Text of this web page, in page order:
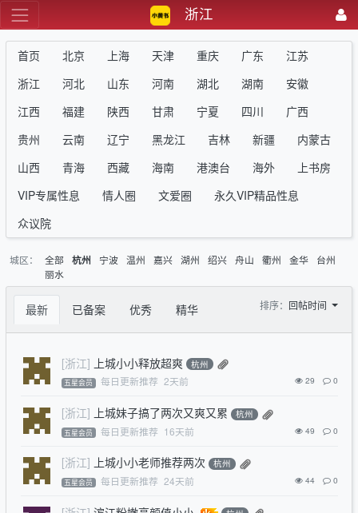
浙江
首页 北京 上海 天津 重庆 广东
江苏
浙江
河北 山东 河南 湖北 湖南
安徽
江西
福建 陕西 甘肃 宁夏 四川
广西
贵州
云南 辽宁 黑龙江 吉林 新疆
内蒙古
山西
青海 西藏 海南 港澳台 海外
上书房
VIP专属性息
情人圈 文爱圈
永久VIP精品性息
众议院
城区： 全部 杭州 宁波 温州 嘉兴 湖州 绍兴 舟山 衢州 金华
台州
丽水
最新 已备案 优秀 精华 排序： 回帖时间
[浙江] 上城小小释放超爽 杭州
五星会员 每日更新推荐 2天前 29 0
[浙江] 上城妹子搞了两次又爽又累 杭州
五星会员 每日更新推荐 16天前 49 0
[浙江] 上城小小老师推荐两次 杭州
五星会员 每日更新推荐 24天前 44 0